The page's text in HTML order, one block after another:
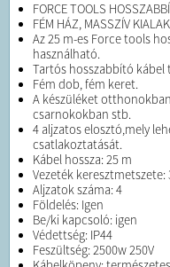
FORCE TOOLS
FÉM HÁZ, MASSZÍV
Az 25 m-es Force tools
használható.
Tartós hosszabbító kábel
Fém dob, fém keret.
A készüléket
csarnokokban stb.
4 aljzatos elosztó,mely
csatlakoztatását.
Kábel hossza: 25 m
Vezeték keresztmetszete:
Aljzatok száma: 4
Földelés: Igen
Be/ki kapcsoló: igen
Védettség: IP44
Feszültség: 2500w 250V